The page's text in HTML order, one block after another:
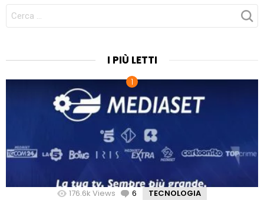
CERCA
PER:
I PIÙ LETTI
176.6k Views 6 Comments
TECNOLOGIA